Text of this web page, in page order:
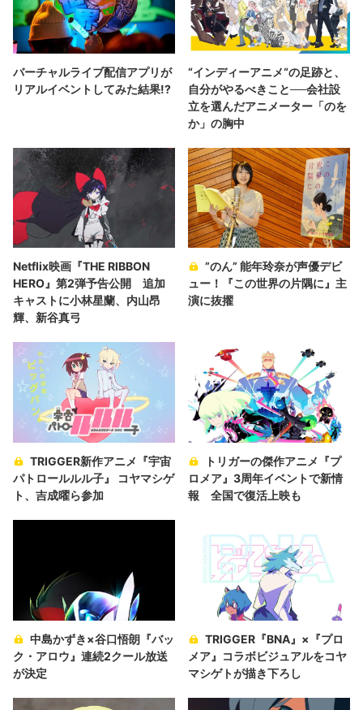
バーチャルライブ配信アプリが
リアルイベントしてみた結果!?
“インディーアニメ“の足跡と、
自分がやるべきこと──会社設
立を選んだアニメーター「のを
か」の胸中
Netflix映画『THE RIBBON
HERO』第2弾予告公開 追加
キャストに小林星蘭、内山昂
輝、新谷真弓
”のん” 能年玲奈が声優デビ
ュー！『この世界の片隅に』主
演に抜擢
TRIGGER新作アニメ『宇宙
パトロールルル子』 コヤマシゲ
ト、吉成曜ら参加
トリガーの傑作アニメ『プ
ロメア』3周年イベントで新情
報 全国で復活上映も
中島かずき×谷口悟朗『バッ
ク・アロウ』連続2クール放送
が決定
TRIGGER『BNA』×『プロ
メア』コラボビジュアルをコヤ
マシゲトが描き下ろし